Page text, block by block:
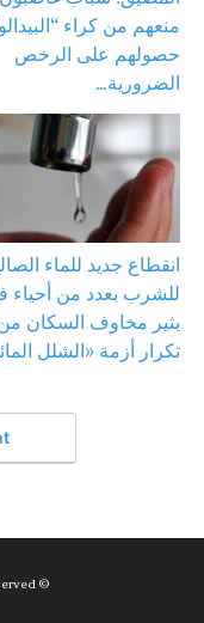
منعهم من كراء
حصولهم على الرخص
الضرورية…
انقطاع جديد للماء
للشرب بعدد من أحياء
يثير مخاوف السكان
تكرار أزمة «الشلل
© Copyright 2026, All Rights Reserved